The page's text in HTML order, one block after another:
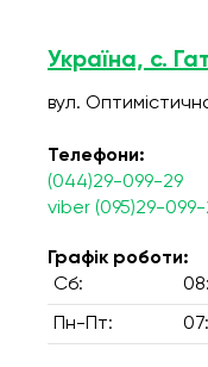
Україна, с.
вул.
Телефони:
(044)29-099-29
viber (095)29-099-
Графік роботи:
Сб:
Пн-Пт: